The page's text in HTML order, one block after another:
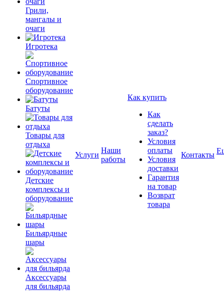
Грили,
мангалы и
очаги
Игротека
Спортивное
оборудование
Батуты
Товары для
отдыха
Детские
комплексы и
оборудование
Бильярдные
шары
Аксессуары
для бильярда
Услуги
Наши
работы
Как купить
Как
сделать
заказ?
Условия
оплаты
Условия
доставки
Гарантия
на товар
Возврат
товара
Контакты